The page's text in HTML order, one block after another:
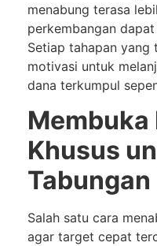
menabung terasa
perkembangan
Setiap tahapan yang
motivasi untuk
dana terkumpul
Membuka
Khusus
Salah satu cara
agar target cepat